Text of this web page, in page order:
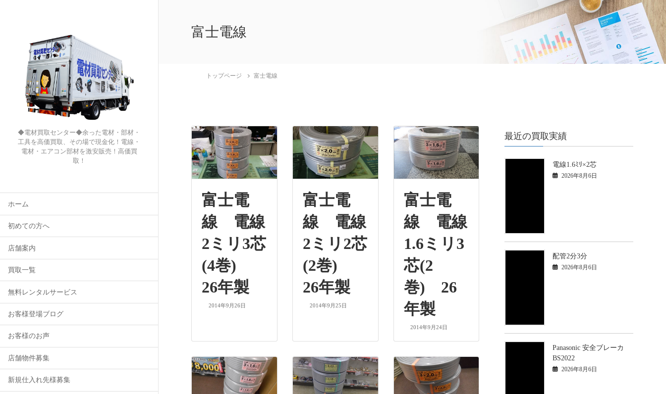
◆電材買取センター◆余った電材・部材・
工具を高価買取、その場で現金化！電線・
電材・エアコン部材を激安販売！高価買
取！
ホーム
初めての方へ
店舗案内
買取一覧
無料レンタルサービス
お客様登場ブログ
お客様のお声
店舗物件募集
新規仕入れ先様募集
富士電線
トップページ 富士電線
富士電
線 電線
2ミリ3芯
(4巻)
26年製
2014年9月26日
富士電
線 電線
2ミリ2芯
(2巻)
26年製
2014年9月25日
富士電
線 電線
1.6ミリ3
芯(2
巻) 26
年製
2014年9月24日
最近の買取実績
電線1.6ﾐﾘ×2芯
2026年8月6日
配管2分3分
2026年8月6日
Panasonic 安全ブレーカ
BS2022
2026年8月6日